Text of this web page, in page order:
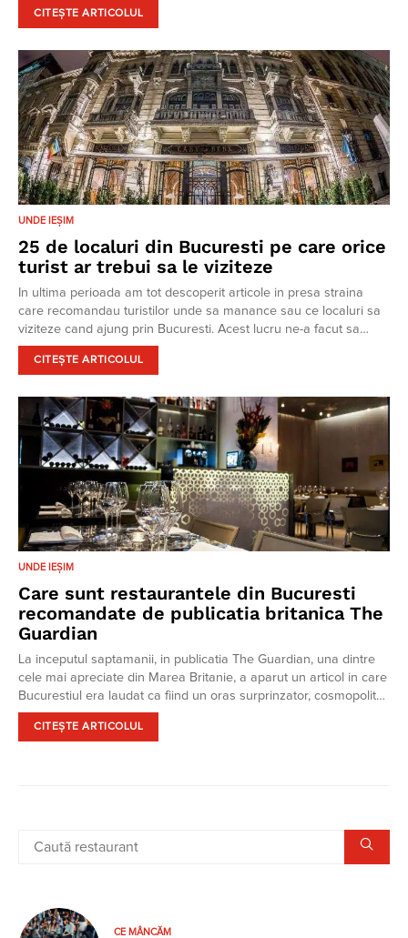
CITEȘTE ARTICOLUL
UNDE IEȘIM
25 de localuri din Bucuresti pe care orice
turist ar trebui sa le viziteze
In ultima perioada am tot descoperit articole in presa straina
care recomandau turistilor unde sa manance sau ce localuri sa
viziteze cand ajung prin Bucuresti. Acest lucru ne-a facut sa…
CITEȘTE ARTICOLUL
UNDE IEȘIM
Care sunt restaurantele din Bucuresti
recomandate de publicatia britanica The
Guardian
La inceputul saptamanii, in publicatia The Guardian, una dintre
cele mai apreciate din Marea Britanie, a aparut un articol in care
Bucurestiul era laudat ca fiind un oras surprinzator, cosmopolit…
CITEȘTE ARTICOLUL
CE MÂNCĂM